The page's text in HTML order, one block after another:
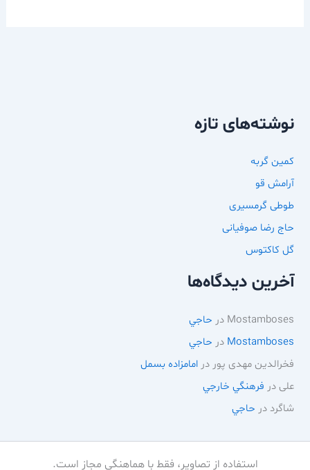
نوشته‌های تازه
کمین گربه
آرامش قو
طوطی گرمسیری
حاج رضا صوفیانی
گل کاکتوس
آخرین دیدگاه‌ها
Mostamboses در حاجي
Mostamboses در حاجي
فخرالدین مهدی پور درامامزاده بسمل
علی در فرهنگي خارجي
شاگرد در حاجي
استفاده از تصاویر، فقط با هماهنگی مجاز است.